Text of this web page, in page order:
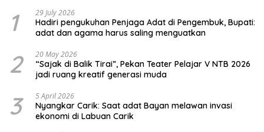
1 29 July 2026
Hadiri pengukuhan Penjaga Adat di Pengembuk, Bupati:
adat dan agama harus saling menguatkan
2 20 May 2026
“Sajak di Balik Tirai”, Pekan Teater Pelajar V NTB 2026
jadi ruang kreatif generasi muda
3 5 April 2026
Nyangkar Carik: Saat adat Bayan melawan invasi
ekonomi di Labuan Carik